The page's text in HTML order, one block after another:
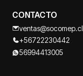
CONTACTO
ventas@socomep.cl
+56722230442
56994413005